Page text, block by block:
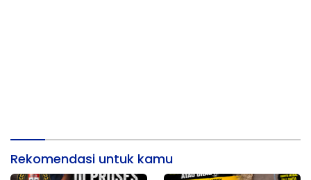
Rekomendasi untuk kamu